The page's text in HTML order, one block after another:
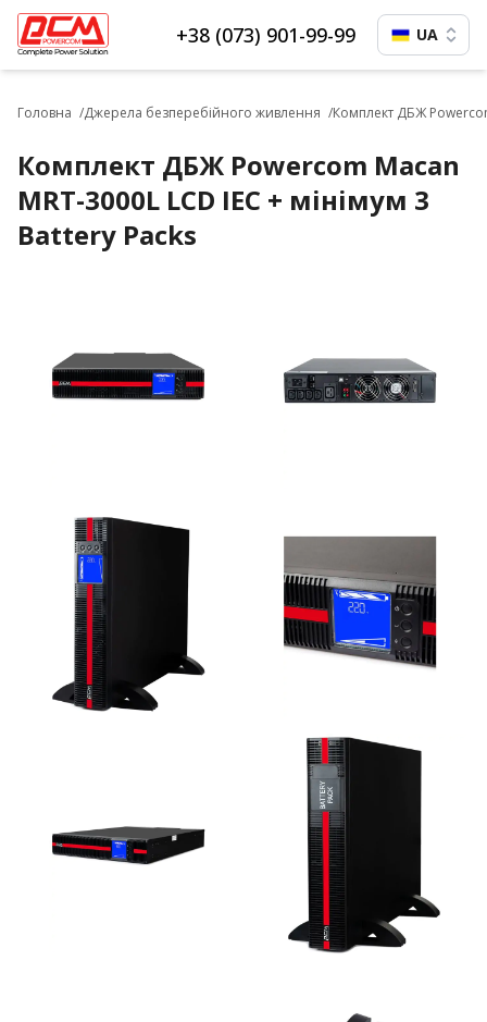
+38 (073) 901-99-99 UA
Головна Джерела безперебійного живлення Комплект ДБЖ
Комплект ДБЖ Powercom Macan
MRT-3000L LCD IEC + мінімум 3
Battery Packs